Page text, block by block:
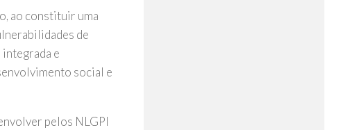
ao constituir uma
de
integrada e
social e
pelos NLGPI